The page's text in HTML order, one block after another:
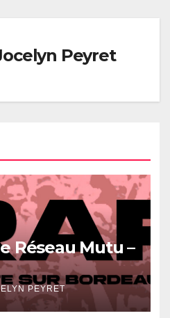
Peyret
Réseau Mutu –
PEYRET